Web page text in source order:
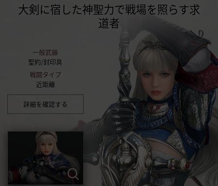
大剣に宿した神聖力で戦場を照らす求
道者
一般武器
聖約/封印具
戦闘タイプ
近距離
詳細を確認する